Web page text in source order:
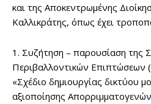
και της Αποκεντρωμένης
Καλλικράτης, όπως έχει
1. Συζήτηση – παρουσίαση της
Περιβαλλοντικών Επιπτώσεων
«Σχέδιο δημιουργίας δικτύου
αξιοποίησης